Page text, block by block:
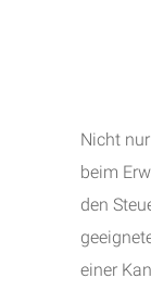
Nicht
beim
den
einer